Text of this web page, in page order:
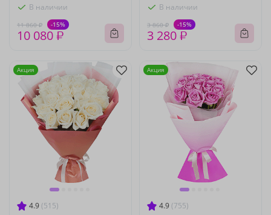
В наличии
11 860 ₽ -15%
10 080 ₽
В наличии
3 860 ₽ -15%
3 280 ₽
4.9 (515)
Акция
4.9 (755)
Акция